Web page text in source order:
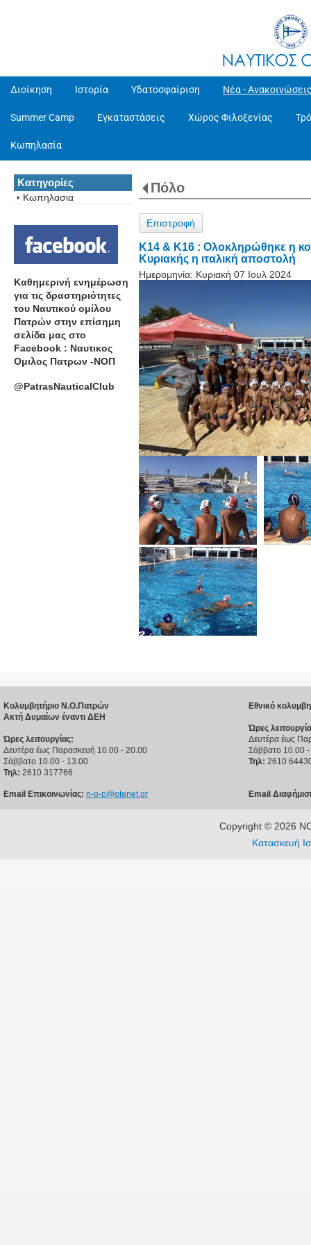
Διοίκηση Ιστορία Υδατοσφαίριση Νέα -
Summer Camp Εγκαταστάσεις Χώρος Φιλοξενίας
Κωπηλασία
Κατηγορίες
Κωπηλασια
Καθημερινή ενημέρωση
για τις δραστηριότητες
του Ναυτικού ομίλου
Πατρών στην επίσημη
σελίδα μας στο
Facebook : Ναυτικος
Ομιλος Πατρων -ΝΟΠ
@PatrasNauticalClub
Πόλο
Επιστροφή
K14 & K16 : Ολοκληρώθηκε η
Κυριακής η ιταλική αποστολή
Ημερομηνία: Κυριακή 07 Ιουλ 2024
Κολυμβητήριο Ν.Ο.Πατρών
Ακτή Δυμαίων έναντι ΔΕΗ
Ώρες λειτουργίας:
Δευτέρα έως Παρασκευή 10.00 - 20.00
Σάββατο 10.00 - 13.00
Τηλ: 2610 317766
Email Επικοινωνίας: n-o-p@otenet.gr
Εθνικό
Ώρες
Δευτέρα έως
Σάββατο 10.00
Τηλ: 2610
Email
Copyright © 2026
Κατασκευή